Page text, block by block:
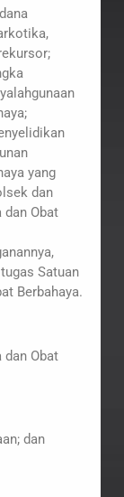
yang
dan
Obat
Satuan
Berbahaya.
Obat
dan